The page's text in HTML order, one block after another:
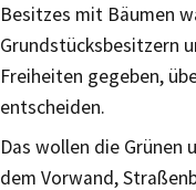
Besitzes mit Bäumen
Grundstücksbesitzern
Freiheiten gegeben,
entscheiden.
Das wollen die Grünen
dem Vorwand,